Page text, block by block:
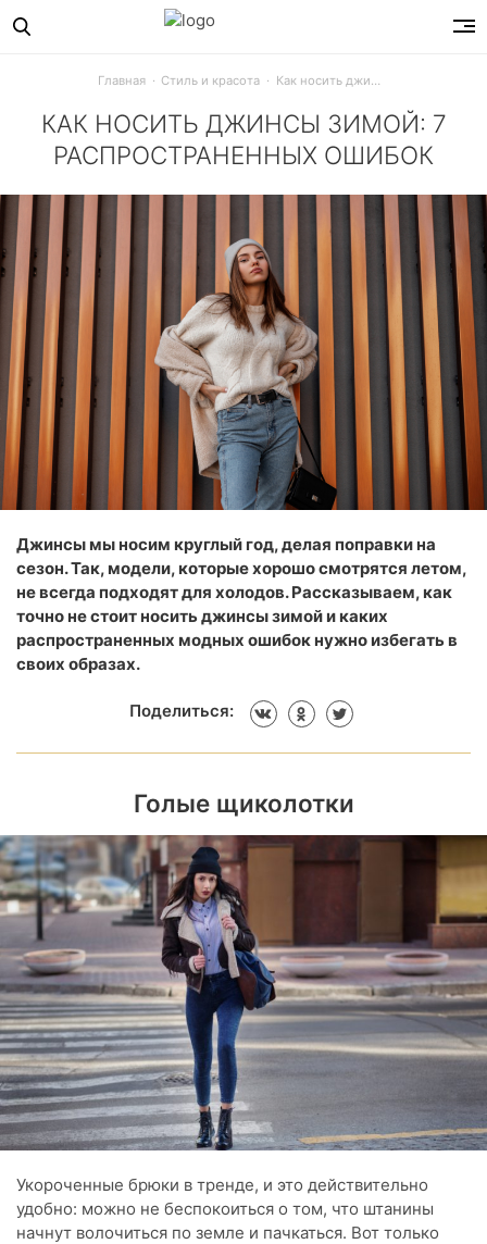
Главная Стиль и красота
КАК НОСИТЬ ДЖИНСЫ ЗИМОЙ: 7
РАСПРОСТРАНЕННЫХ ОШИБОК
Голые щиколотки, лишние складки, слишком узкие и
Джинсы мы носим круглый год, делая поправки на
сезон. Так, модели, которые хорошо смотрятся летом,
не всегда подходят для холодов. Рассказываем, как
точно не стоит носить джинсы зимой и каких
распространенных модных ошибок нужно избегать в
своих образах.
Поделиться:
Голые щиколотки
Укороченные брюки в тренде, и это действительно
удобно: можно не беспокоиться о том, что штанины
начнут волочиться по земле и пачкаться. Вот только